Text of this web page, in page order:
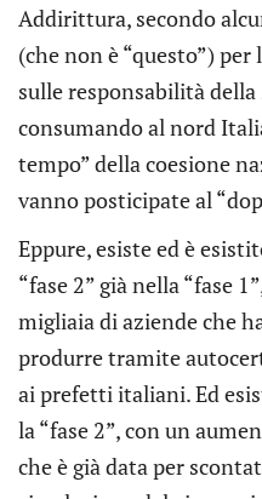
Addirittura, secondo
(che non è “questo”)
sulle responsabilità della
consumando al nord
tempo” della coesione
vanno posticipate al
Eppure, esiste ed è
“fase 2” già nella “fase
migliaia di aziende che
produrre tramite
ai prefetti italiani. Ed
la “fase 2”, con un
che è già data per